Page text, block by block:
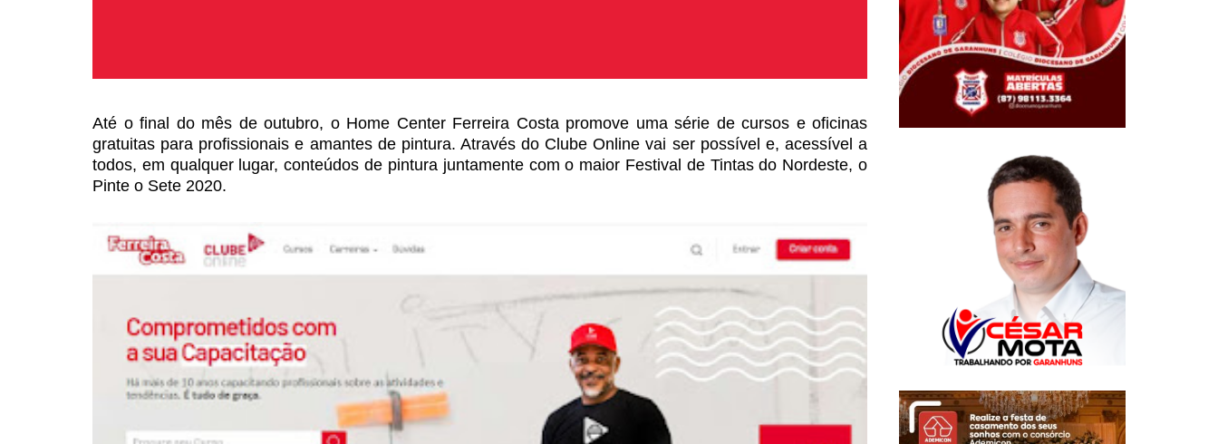
Até o final do mês de outubro, o Home Center Ferreira Costa promove uma série de cursos e oficinas
gratuitas para profissionais e amantes de pintura. Através do Clube Online vai serpossível e, acessível a
todos, em qualquer lugar, conteúdos de pinturajuntamente com o maior Festival de Tintas do Nordeste, o
Pinte o Sete 2020.